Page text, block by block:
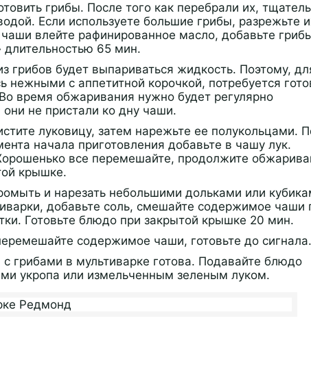
грибы. После того как перебрали их,
Если используете большие грибы, разрежьте
чаши влейте рафинированное масло, добавьте
65 мин.
грибов будет выпариваться жидкость. Поэтому,
нежными с аппетитной корочкой, потребуется
время обжаривания нужно будет регулярно
не пристали ко дну чаши.
луковицу, затем нарежьте ее полукольцами.
начала приготовления добавьте в чашу лук.
все перемешайте, продолжите
крышке.
и нарезать небольшими дольками или
добавьте соль, смешайте содержимое чаши
Готовьте блюдо при закрытой крышке 20 мин.
содержимое чаши, готовьте до сигнала.
грибами в мультиварке готова. Подавайте блюдо
укропа или измельченным зеленым луком.